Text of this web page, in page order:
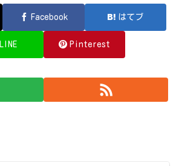
Facebook はてブ
LINE Pinterest